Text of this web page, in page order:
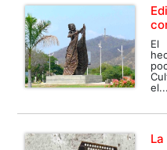
El
el...